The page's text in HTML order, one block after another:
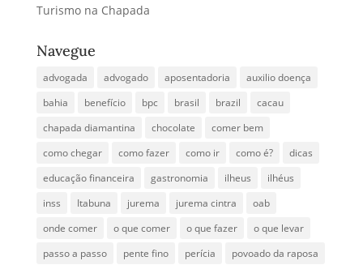
Turismo na Chapada
Navegue
advogada advogado aposentadoria
auxilio doença
bahia
benefício bpc brasil brazil
cacau
chapada diamantina
chocolate
comer bem
como chegar
como fazer como ir como é?
dicas
educação financeira
gastronomia ilheus
ilhéus
inss
Itabuna jurema jurema cintra
oab
onde comer
o que comer o que fazer
o que levar
passo a passo
pente fino perícia
povoado da raposa